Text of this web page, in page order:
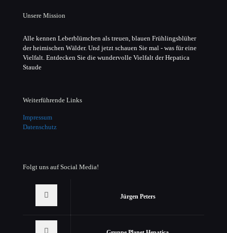
Unsere Mission
Alle kennen Leberblümchen als treuen, blauen Frühlingsblüher
der heimischen Wälder. Und jetzt schauen Sie mal - was für eine
Vielfalt. Entdecken Sie die wundervolle Vielfalt der Hepatica
Staude
Weiterführende Links
Impressum
Datenschutz
Folgt uns auf Social Media!
Jürgen Peters